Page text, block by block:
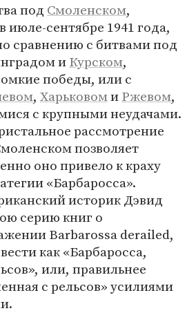
под Смоленском,
сентябре 1941 года,
сравнению с битвами под
иКурском,
победы, или с
, ХарьковомиРжевом,
с крупными неудачами.
рассмотрение
позволяет
оно привело к краху
«Барбаросса».
историк Дэвид
серию книг о
Barbarossa derailed,
как «Барбаросса,
или, правильнее
с рельсов» усилиями